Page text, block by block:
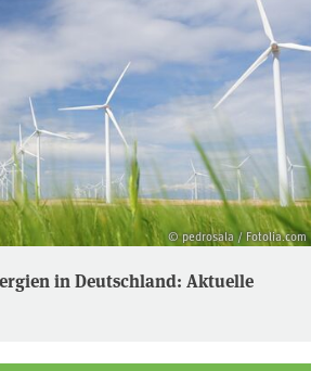
© pedrosala / Fotolia.com
in Deutschland: Aktuelle